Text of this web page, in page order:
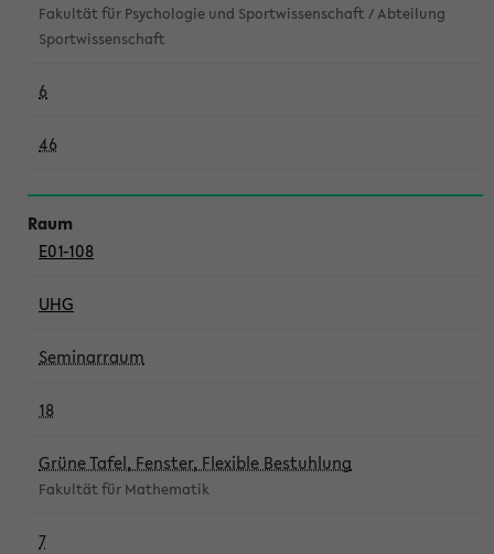
Fakultät für Psychologie und Sportwissenschaft / Abteilung
Sportwissenschaft
6
46
E01-108
UHG
Seminarraum
18
Grüne Tafel, Fenster, Flexible Bestuhlung
Fakultät für Mathematik
7